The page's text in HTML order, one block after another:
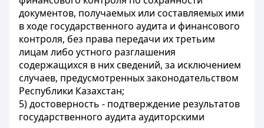
документов, получаемых или составляемых ими
в ходе государственного аудита и финансового
контроля, без права передачи их третьим
лицам либо устного разглашения
содержащихся в них сведений, за исключением
случаев, предусмотренных законодательством
Республики Казахстан;
5) достоверность - подтверждение результатов
государственного аудита аудиторскими